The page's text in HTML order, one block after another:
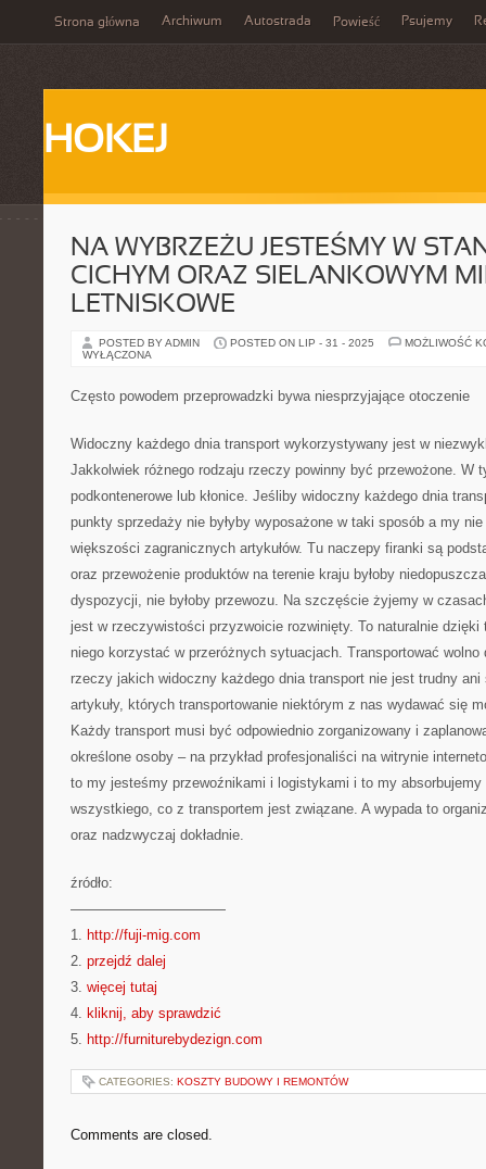
Strona główna Archiwum Autostrada Powieść Psujemy
HOKEJ
NA WYBRZEŻU JESTEŚMY W
CICHYM ORAZ SIELANKOWYM
LETNISKOWE
POSTED BY ADMIN POSTED ON LIP - 31 - 2025
MOŻLIWOŚĆ
WYŁĄCZONA
Często powodem przeprowadzki bywa niesprzyjające otoczenie
Widoczny każdego dnia transport wykorzystywany jest w
Jakkolwiek różnego rodzaju rzeczy powinny być przewożone. W
podkontenerowe lub kłonice. Jeśliby widoczny każdego dnia
punkty sprzedaży nie byłyby wyposażone w taki sposób a my
większości zagranicznych artykułów. Tu naczepy firanki są
oraz przewożenie produktów na terenie kraju byłoby
dyspozycji, nie byłoby przewozu. Na szczęście żyjemy w
jest w rzeczywistości przyzwoicie rozwinięty. To naturalnie
niego korzystać w przeróżnych sytuacjach. Transportować wolno
rzeczy jakich widoczny każdego dnia transport nie jest trudny
artykuły, których transportowanie niektórym z nas wydawać się
Każdy transport musi być odpowiednio zorganizowany i
określone osoby – na przykład profesjonaliści na witrynie
to my jesteśmy przewoźnikami i logistykami i to my absorbujemy
wszystkiego, co z transportem jest związane. A wypada to
oraz nadzwyczaj dokładnie.
źródło:
———————————
1. http://fuji-mig.com
2. przejdź dalej
3. więcej tutaj
4. kliknij, aby sprawdzić
5. http://furniturebydezign.com
CATEGORIES: KOSZTY BUDOWY I REMONTÓW
Comments are closed.